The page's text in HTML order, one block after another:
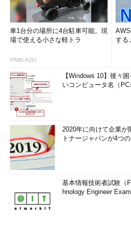
車1台分の場所に4台駐車可能。現
場で使える小さな軽トラ
PR(BLAZE)
する
【Windows 10】後々
いコンピュータ名（
2020年に向けて企業が
トナージャパンが4つ
基本情報技術者試験（
hnology Engineer